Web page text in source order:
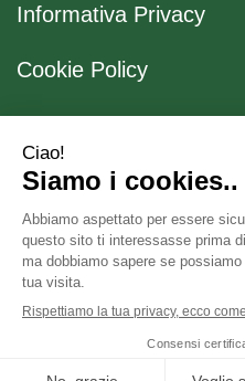
Informativa Privacy
Cookie Policy
Spedizione e Ritiro
Modalità di Pagamento
- Numero